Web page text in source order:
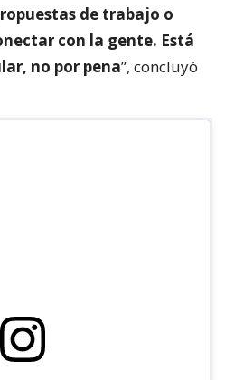
de trabajo o
con la gente. Está
no por pena”, concluyó